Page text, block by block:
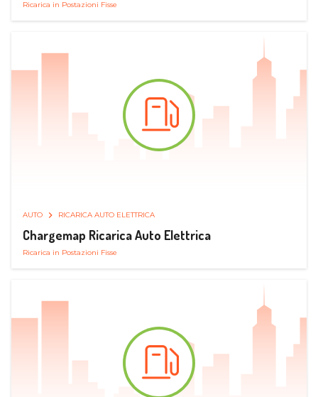
Ricarica in Postazioni Fisse
AUTO RICARICA AUTO ELETTRICA
Chargemap Ricarica Auto Elettrica
Ricarica in Postazioni Fisse